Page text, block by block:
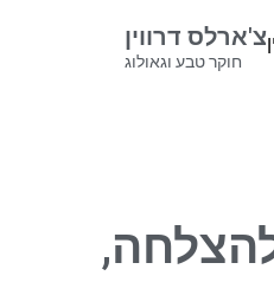
צ'ארלס דרווין
חוקר טבע וגאולוג